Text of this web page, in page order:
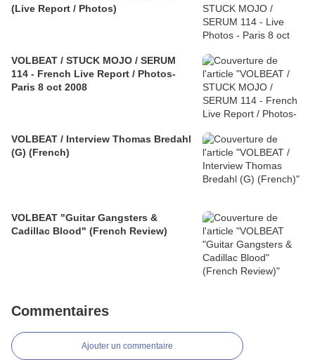
(Live Report / Photos)
VOLBEAT / STUCK MOJO / SERUM
114 - French Live Report / Photos-
Paris 8 oct 2008
VOLBEAT / Interview Thomas Bredahl
(G) (French)
VOLBEAT "Guitar Gangsters &
Cadillac Blood" (French Review)
Commentaires
Ajouter un commentaire